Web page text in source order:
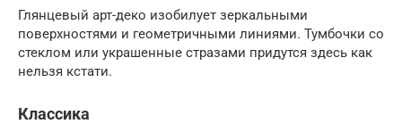
Глянцевый арт-деко изобилует зеркальными
поверхностями и геометричными линиями. Тумбочки со
стеклом или украшенные стразами придутся здесь как
нельзя кстати.
Классика